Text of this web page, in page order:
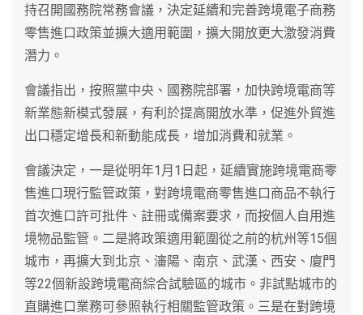
持召開國務院常務會議，決定延續和完善跨境電子商務
零售進口政策並擴大適用範圍，擴大開放更大激發消費
潛力。
會議指出，按照黨中央、國務院部署，加快跨境電商等
新業態新模式發展，有利於提高開放水準，促進外貿進
出口穩定增長和新動能成長，增加消費和就業。
會議決定，一是從明年1月1日起，延續實施跨境電商零
售進口現行監管政策，對跨境電商零售進口商品不執行
首次進口許可批件、註冊或備案要求，而按個人自用進
境物品監管。二是將政策適用範圍從之前的杭州等15個
城市，再擴大到北京、瀋陽、南京、武漢、西安、廈門
等22個新設跨境電商綜合試驗區的城市。非試點城市的
直購進口業務可參照執行相關監管政策。三是在對跨境